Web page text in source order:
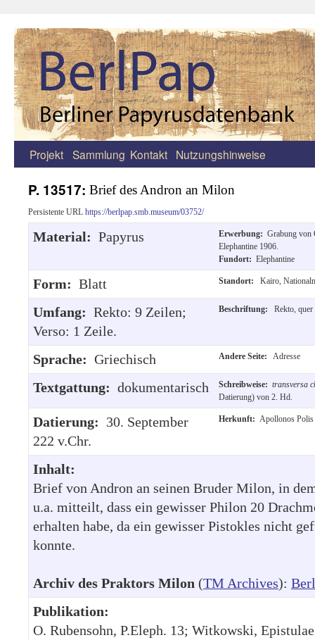
Zum
springen
Projekt Sammlung Kontakt Nutzungshinweise
P. 13517: Brief des Andron an Milon
Persistente URL https://berlpap.smb.museum/03752/
Material: Papyrus Erwerbung: Grabung von
Elephantine 1906.
Fundort: Elephantine
Form: Blatt Standort: Kairo,
Umfang: Rekto: 9 Zeilen;
Verso: 1 Zeile.
Beschriftung: Rekto, quer
Sprache: Griechisch Andere Seite: Adresse
Textgattung: dokumentarisch Schreibweise: transversa
Datierung) von 2. Hd.
Datierung: 30. September
222 v.Chr.
Herkunft: Apollonos Polis
Inhalt:
Brief von Andron an seinen Bruder Milon, in
u.a. mitteilt, dass ein gewisser Philon 20
erhalten habe, da ein gewisser Pistokles nicht
konnte.
Archiv des Praktors Milon (TM Archives):
Publikation:
O. Rubensohn, P.Eleph. 13; Witkowski,